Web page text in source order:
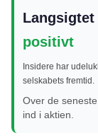
positivt
Insidere har
selskabets fremtid.
Over de
ind i aktien.